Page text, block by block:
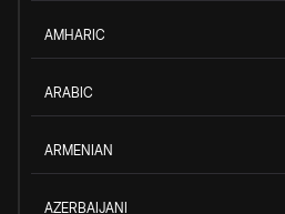
AMHARIC
ARABIC
ARMENIAN
AZERBAIJANI